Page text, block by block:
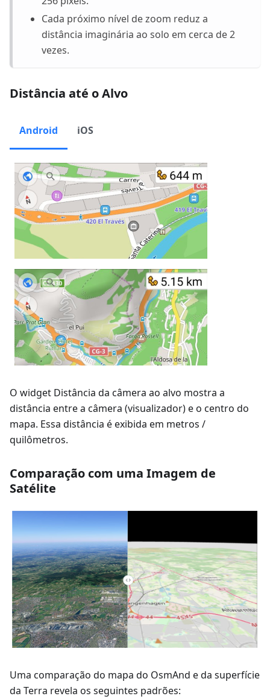
Cada próximo nível de zoom reduz a
distância imaginária ao solo em cerca de 2
vezes.
Distância até o Alvo
Android iOS
O widget Distância da câmera ao alvo mostra a
distância entre a câmera (visualizador) e o centro do
mapa. Essa distância é exibida em metros /
quilômetros.
Comparação com uma Imagem de
Satélite
Uma comparação do mapa do OsmAnd e da superfície
da Terra revela os seguintes padrões: